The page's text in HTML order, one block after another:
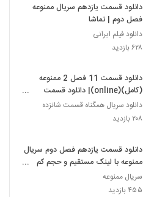
دانلود قسمت یازدهم سریال ممنوعه
فصل دوم | نماشا
دانلود فیلم ایرانی
۶۲۸ بازدید
دانلود قسمت 11 فصل 2 ممنوعه
(کامل)(online)| دانلود قسمت
یازدهم فصل دوم ممنوعه (قانونی).
دانلود سریال همگناه قسمت شانزده
۲۰۸ بازدید
دانلود قسمت یازدهم فصل دوم سریال
ممنوعه با لینک مستقیم و حجم کم
(قسمت 11 فصل 2)
سریال ممنوعه
۴۵۵ بازدید